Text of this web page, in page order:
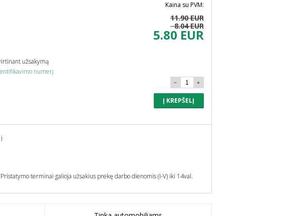
užsakymą
numerį
Kaina su PVM:
11.90 EUR
8.04 EUR
5.80 EUR
Į KREPŠELĮ
Pristatymo terminai galioja užsakius prekę darbo dienomis (I-V) iki 14val.